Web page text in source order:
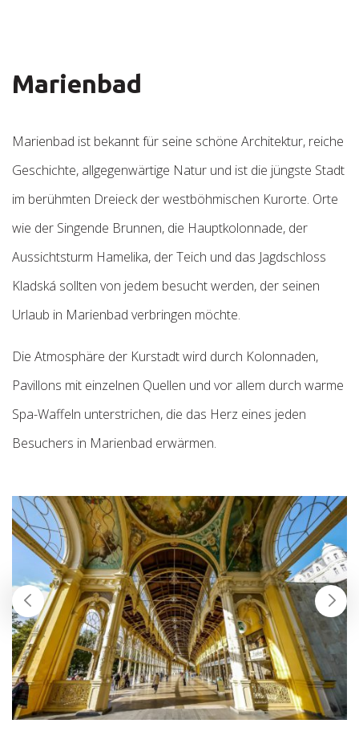
Marienbad
Marienbad ist bekannt für seine schöne Architektur, reiche
Geschichte, allgegenwärtige Natur und ist die jüngste Stadt
im berühmten Dreieck der westböhmischen Kurorte. Orte
wie der Singende Brunnen, die Hauptkolonnade, der
Aussichtsturm Hamelika, der Teich und das Jagdschloss
Kladská sollten von jedem besucht werden, der seinen
Urlaub in Marienbad verbringen möchte.
Die Atmosphäre der Kurstadt wird durch Kolonnaden,
Pavillons mit einzelnen Quellen und vor allem durch warme
Spa-Waffeln unterstrichen, die das Herz eines jeden
Besuchers in Marienbad erwärmen.